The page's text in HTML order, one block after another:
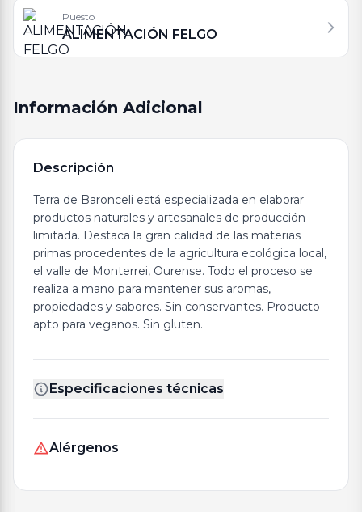
Puesto
ALIMENTACIÓN FELGO
Información Adicional
Descripción
Terra de Baronceli está especializada en elaborar
productos naturales y artesanales de producción
limitada. Destaca la gran calidad de las materias
primas procedentes de la agricultura ecológica local,
el valle de Monterrei, Ourense. Todo el proceso se
realiza a mano para mantener sus aromas,
propiedades y sabores. Sin conservantes. Producto
apto para veganos. Sin gluten.
Especificaciones técnicas
Alérgenos